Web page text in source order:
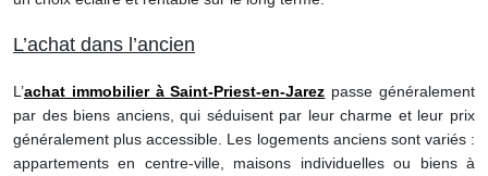
L’achat dans l’ancien
L’achat immobilier à Saint-Priest-en-Jarez passe généralement
par des biens anciens, qui séduisent par leur charme et leur prix
généralement plus accessible. Les logements anciens sont variés :
appartements en centre-ville, maisons individuelles ou biens à